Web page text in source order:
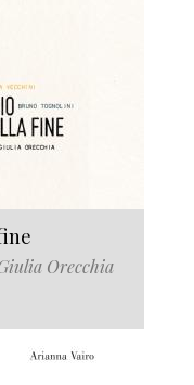
Orecchia